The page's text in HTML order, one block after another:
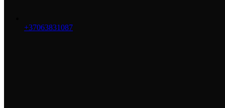
+37063831087